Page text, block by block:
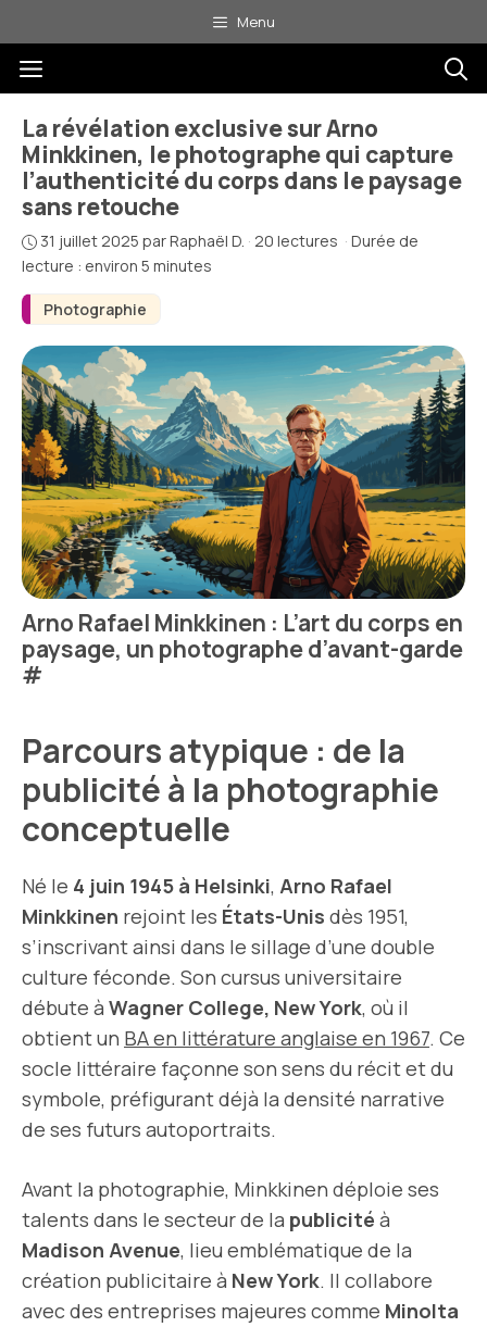
au
contenu
Menu
Menu
Photographie
La révélation exclusive sur Arno
Minkkinen, le photographe qui capture
l’authenticité du corps dans le paysage
sans retouche
31 juillet 2025 parRaphaël D. · 20 lectures · Durée de
lecture : environ 5 minutes
Arno Rafael Minkkinen : L’art du corps en
paysage, un photographe d’avant-garde
#
Parcours atypique : de la
publicité à la photographie
conceptuelle
Né le 4 juin 1945 à Helsinki, Arno Rafael
Minkkinen rejoint les États-Unis dès 1951,
s’inscrivant ainsi dans le sillage d’une double
culture féconde. Son cursus universitaire
débute à Wagner College, New York, où il
obtient un BA en littérature anglaise en 1967. Ce
socle littéraire façonne son sens du récit et du
symbole, préfigurant déjà la densité narrative
de ses futurs autoportraits.
Avant la photographie, Minkkinen déploie ses
talents dans le secteur de la publicité à
Madison Avenue, lieu emblématique de la
création publicitaire à New York. Il collabore
avec des entreprises majeures comme Minolta